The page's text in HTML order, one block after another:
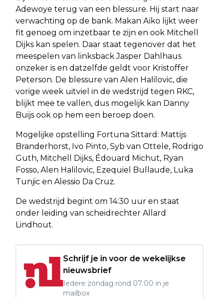
Adewoye terug van een blessure. Hij start naar
verwachting op de bank. Makan Aïko lijkt weer
fit genoeg om inzetbaar te zijn en ook Mitchell
Dijks kan spelen. Daar staat tegenover dat het
meespelen van linksback Jasper Dahlhaus
onzeker is en datzelfde geldt voor Kristoffer
Peterson. De blessure van Alen Halilovic, die
vorige week uitviel in de wedstrijd tegen RKC,
blijkt mee te vallen, dus mogelijk kan Danny
Buijs ook op hem een beroep doen.
Mogelijke opstelling Fortuna Sittard: Mattijs
Branderhorst, Ivo Pinto, Syb van Ottele, Rodrigo
Guth, Mitchell Dijks, Édouard Michut, Ryan
Fosso, Alen Halilovic, Ezequiel Bullaude, Luka
Tunjic en Alessio Da Cruz.
De wedstrijd begint om 14:30 uur en staat
onder leiding van scheidrechter Allard
Lindhout.
Schrijf je in voor de wekelijkse
nieuwsbrief
Iedere zondag rond 07:00 in je
mailbox